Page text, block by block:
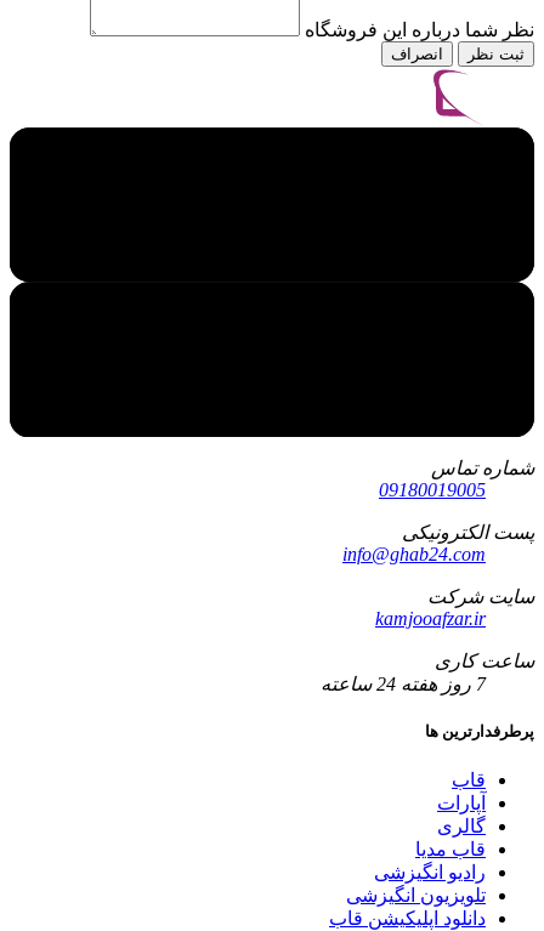
نظر شما درباره این فروشگاه
ثبت نظر انصراف
شماره تماس
09180019005
پست الکترونیکی
info@ghab24.com
سایت شرکت
kamjooafzar.ir
ساعت کاری
7 روز هفته 24 ساعته
پرطرفدارترین ها
قاب
آپارات
گالری
قاب مدیا
رادیو انگیزشی
تلویزیون انگیزشی
دانلود اپلیکیشن قاب